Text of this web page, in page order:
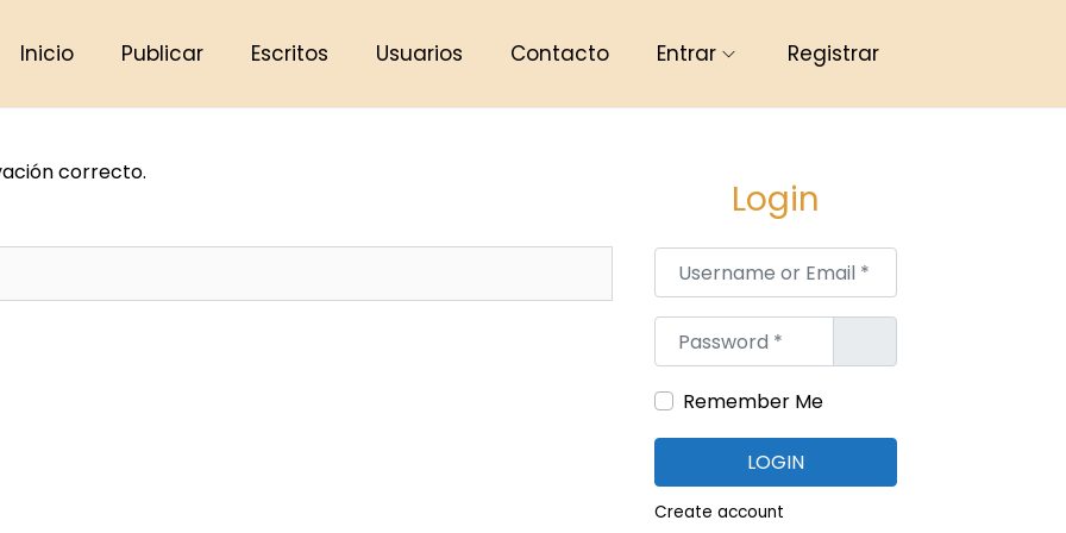
Inicio Publicar Escritos Usuarios Contacto Entrar Registrar
correcto.
Login
Username or Email*
Password*
Remember Me
LOGIN
Create account